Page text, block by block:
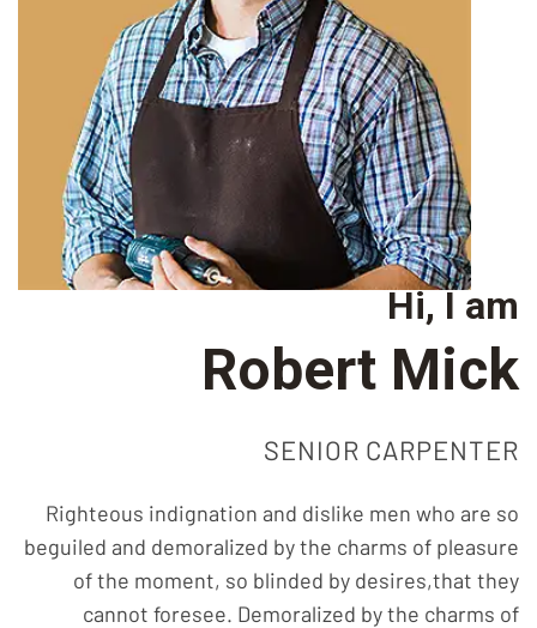
Hi, I am
Robert Mick
SENIOR CARPENTER
Righteous indignation and dislike men who are so
beguiled and demoralized by the charms of pleasure
of the moment, so blinded by desires,that they
cannot foresee. Demoralized by the charms of